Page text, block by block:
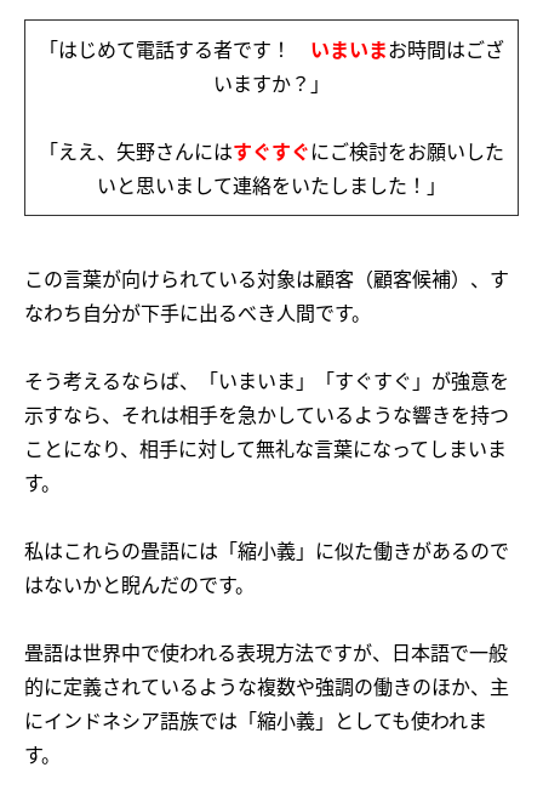
「はじめて電話する者です！ いまいまお時間はござ
いますか？」
「ええ、矢野さんにはすぐすぐにご検討をお願いした
いと思いまして連絡をいたしました！」
この言葉が向けられている対象は顧客（顧客候補）、す
なわち自分が下手に出るべき人間です。
そう考えるならば、「いまいま」「すぐすぐ」が強意を
示すなら、それは相手を急かしているような響きを持つ
ことになり、相手に対して無礼な言葉になってしまいま
す。
私はこれらの畳語には「縮小義」に似た働きがあるので
はないかと睨んだのです。
畳語は世界中で使われる表現方法ですが、日本語で一般
的に定義されているような複数や強調の働きのほか、主
にインドネシア語族では「縮小義」としても使われま
す。